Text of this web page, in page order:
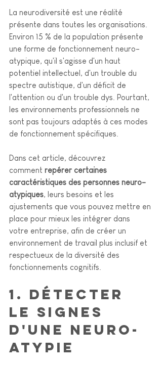
La neurodiversité est une réalité
présente dans toutes les organisations.
Environ 15 % de la population présente
une forme de fonctionnement neuro-
atypique, qu'il s'agisse d'un haut
potentiel intellectuel, d'un trouble du
spectre autistique, d'un déficit de
l'attention ou d'un trouble dys. Pourtant,
les environnements professionnels ne
sont pas toujours adaptés à ces modes
de fonctionnement spécifiques.
Dans cet article, découvrez
comment repérer certaines
caractéristiques des personnes neuro-
atypiques, leurs besoins et les
ajustements que vous pouvez mettre en
place pour mieux les intégrer dans
votre entreprise, afin de créer un
environnement de travail plus inclusif et
respectueux de la diversité des
fonctionnements cognitifs.
1. Détecter
le signes
d'une neuro-
atypie